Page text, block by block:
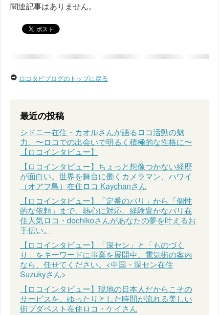
関連記事はありません。
ロコタビブログのトップに戻る
最近の投稿
シドニー在住・カオルさんが語るロコ活動の魅
力。〜ロコでの出会いで明るく積極的な性格に〜
【ロコインタビュー】
【ロコインタビュー】ちょっと想像つかない経歴
が面白い。世界を舞台に働くカメラマン、ハワイ
（オアフ島）在住ロコ Kaychanさん
【ロコインタビュー】「定番のパリ」から「個性
的な依頼」まで、熱心に対応。経験豊かなパリ在
住人気ロコ・dochikoさんがあなたの夢を叶えるお
手伝い。
【ロコインタビュー】「深セン」と「ものづく
り」をキーワードに事業を展開中。電気街の案内
なら、任せてください。<中国・深セン在住
Suzukyさん>
【ロコインタビュー】現地の日本人だからこその
サービスを。ゆったりとした時間が流れる美しい
街ブダペスト在住ロコ・ケイさん